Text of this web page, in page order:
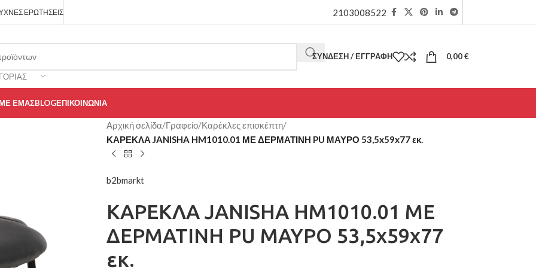
ΕΡΩΤΉΣΕΙΣ 2103008522
ΣΎΝΔΕΣΗ / ΕΓΓΡΑΦΉ 0,00€
ΕΜΆΣBLOGΕΠΙΚΟΙΝΩΝΊΑ
Αρχική σελίδα/Γραφείο/Καρέκλες επισκέπτη/
ΚΑΡΕΚΛΑ JANISHA HM1010.01 ΜΕ ΔΕΡΜΑΤΙΝΗ PU ΜΑΥΡΟ 53,5x59x77 εκ.
b2bmarkt
ΚΑΡΕΚΛΑ JANISHA HM1010.01 ΜΕ
ΔΕΡΜΑΤΙΝΗ PU ΜΑΥΡΟ 53,5x59x77
εκ.